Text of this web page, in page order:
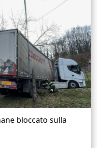
bloccato sulla